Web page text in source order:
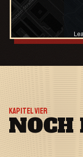
KAPITEL VIER
NOCH